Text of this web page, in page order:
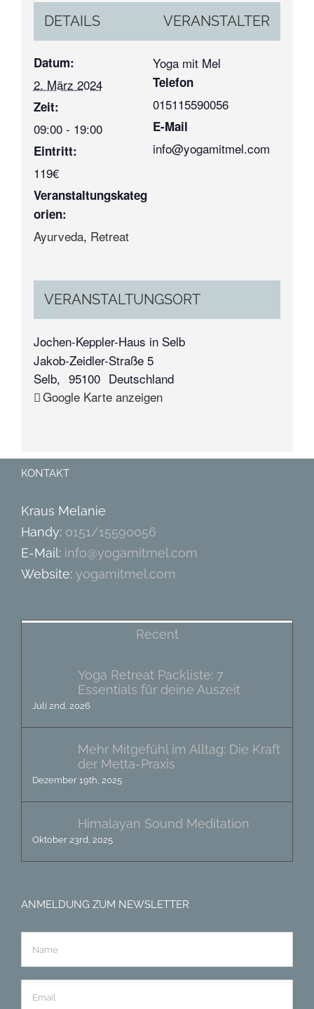
DETAILS
Datum:
2. März 2024
Zeit:
09:00 - 19:00
Eintritt:
119€
Veranstaltungskateg
orien:
Ayurveda, Retreat
VERANSTALTUNGSORT
Jochen-Keppler-Haus in Selb
Jakob-Zeidler-Straße 5
Selb, 95100 Deutschland
Google Karte anzeigen
VERANSTALTER
Yoga mit Mel
Telefon
015115590056
E-Mail
info@yogamitmel.com
KONTAKT
Kraus Melanie
Handy: 0151/15590056
E-Mail: info@yogamitmel.com
Website: yogamitmel.com
Recent
Yoga Retreat Packliste: 7
Essentials für deine Auszeit
Juli 2nd, 2026
Mehr Mitgefühl im Alltag: Die Kraft
der Metta-Praxis
Dezember 19th, 2025
Himalayan Sound Meditation
Oktober 23rd, 2025
ANMELDUNG ZUM NEWSLETTER